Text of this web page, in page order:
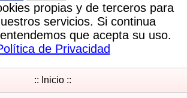
propias y de terceros para
servicios. Si continua
que acepta su uso.
de Privacidad
:: Inicio ::